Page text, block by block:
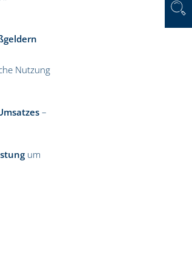
Nutzung
–
um